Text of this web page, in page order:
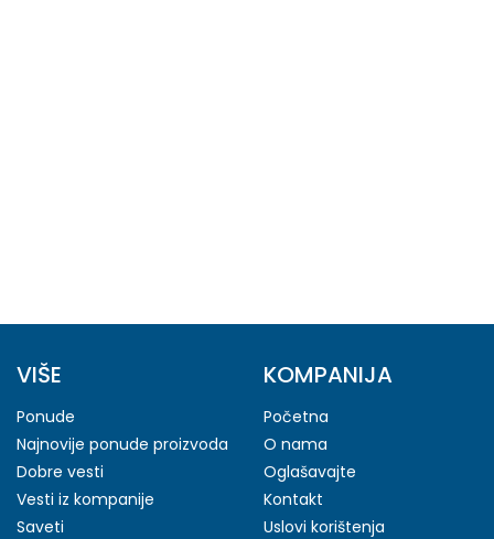
VIŠE
Ponude
Najnovije ponude proizvoda
Dobre vesti
Vesti iz kompanije
Saveti
KOMPANIJA
Početna
O nama
Oglašavajte
Kontakt
Uslovi korištenja